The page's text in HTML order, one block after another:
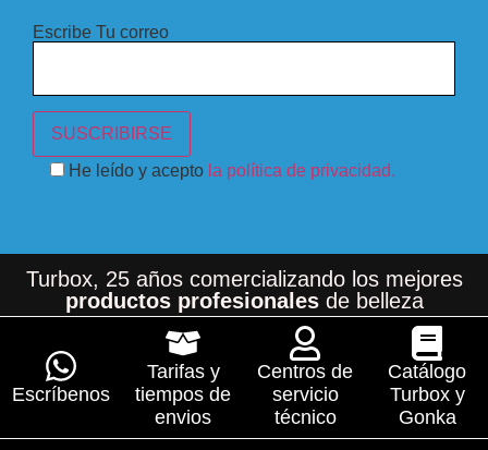
Escribe Tu correo
He leído y acepto la política de privacidad.
Turbox, 25 años comercializando los mejores
productos profesionalesde belleza
Escríbenos
Tarifas y
tiempos de
envios
Centros de
servicio
técnico
Catálogo
Turbox y
Gonka